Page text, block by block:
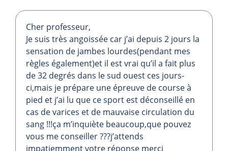
Cher professeur,
Je suis très angoissée car j’ai depuis 2 jours la
sensation de jambes lourdes(pendant mes
règles également)et il est vrai qu’il a fait plus
de 32 degrés dans le sud ouest ces jours-
ci,mais je prépare une épreuve de course à
pied et j’ai lu que ce sport est déconseillé en
cas de varices et de mauvaise circulation du
sang !!!ça m’inquiète beaucoup,que pouvez
vous me conseiller ???j’attends
impatiemment votre réponse merci